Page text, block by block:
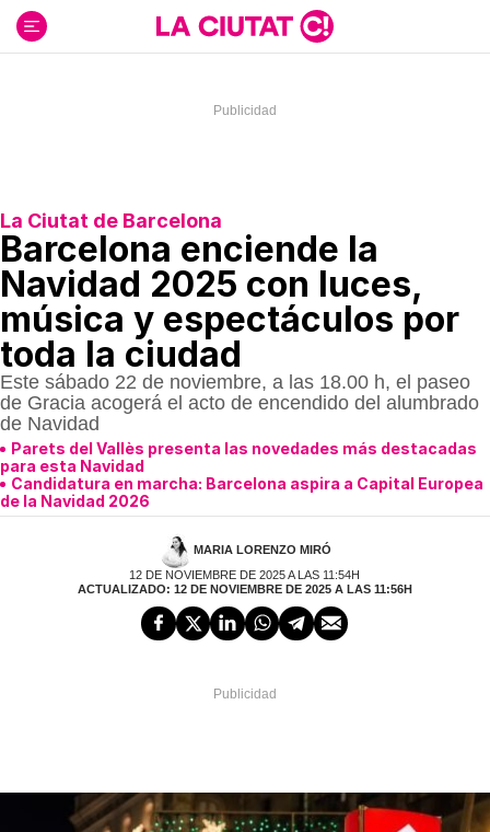
contenido
La Ciutat de Barcelona
Barcelona enciende la
Navidad 2025 con luces,
música y espectáculos por
toda la ciudad
Este sábado 22 de noviembre, a las 18.00 h, el paseo
de Gracia acogerá el acto de encendido del alumbrado
de Navidad
Parets del Vallès presenta las novedades más destacadas
para esta Navidad
Candidatura en marcha: Barcelona aspira a Capital Europea
de la Navidad 2026
MARIA LORENZO MIRÓ
12 DE NOVIEMBRE DE 2025 A LAS 11:54H
ACTUALIZADO: 12 DE NOVIEMBRE DE 2025 A LAS 11:56H